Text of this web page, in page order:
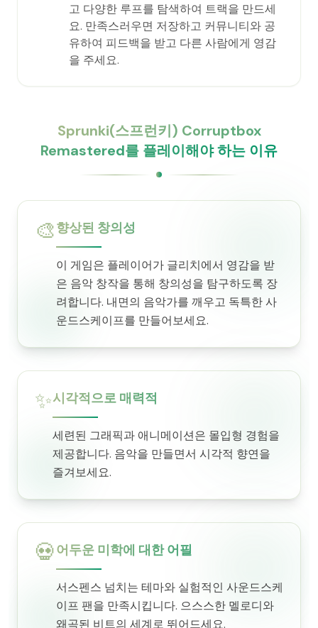
고 다양한 루프를 탐색하여 트랙을 만드세
요. 만족스러우면 저장하고 커뮤니티와 공
유하여 피드백을 받고 다른 사람에게 영감
을 주세요.
Sprunki(스프런키) Corruptbox
Remastered를 플레이해야 하는 이유
🎨향상된 창의성
이 게임은 플레이어가 글리치에서 영감을 받
은 음악 창작을 통해 창의성을 탐구하도록 장
려합니다. 내면의 음악가를 깨우고 독특한 사
운드스케이프를 만들어보세요.
✨시각적으로 매력적
세련된 그래픽과 애니메이션은 몰입형 경험을
제공합니다. 음악을 만들면서 시각적 향연을
즐겨보세요.
💀어두운 미학에 대한 어필
서스펜스 넘치는 테마와 실험적인 사운드스케
이프 팬을 만족시킵니다. 으스스한 멜로디와
왜곡된 비트의 세계로 뛰어드세요.